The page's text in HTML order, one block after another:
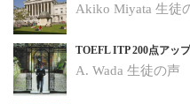
Akiko Miyata 生徒
TOEFL ITP 200点アッ
A. Wada 生徒の声